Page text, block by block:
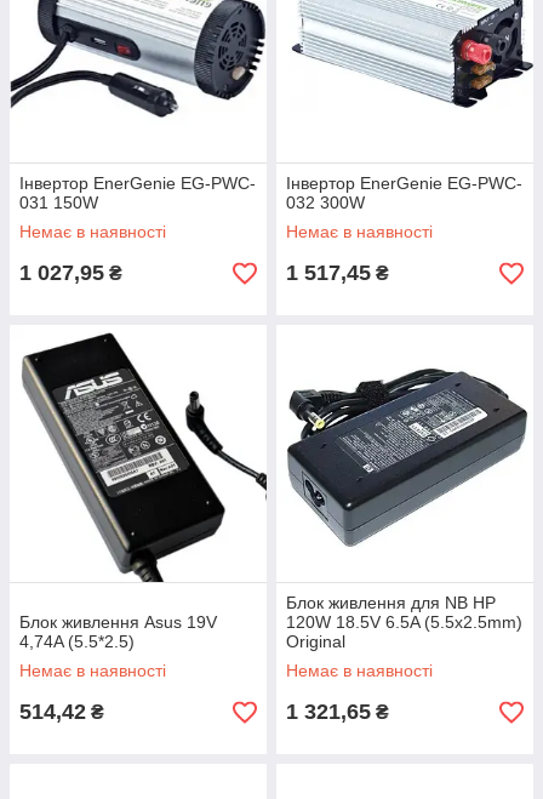
Інвертор EnerGenie EG-PWC-
031 150W
Немає в наявності
1 027,95 ₴
Інвертор EnerGenie EG-PWC-
032 300W
Немає в наявності
1 517,45 ₴
Блок живлення Asus 19V
4,74A (5.5*2.5)
Немає в наявності
514,42 ₴
Блок живлення для NB HP
120W 18.5V 6.5A (5.5x2.5mm)
Original
Немає в наявності
1 321,65 ₴